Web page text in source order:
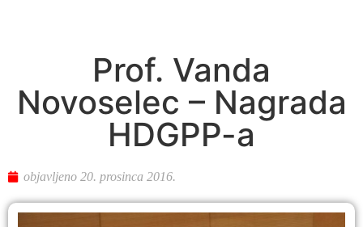
Prof. Vanda
Novoselec – Nagrada
HDGPP-a
objavljeno 20. prosinca 2016.